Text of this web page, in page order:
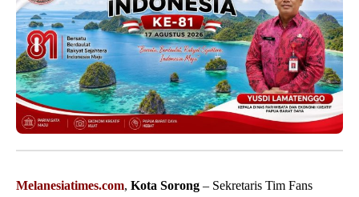
Melanesiatimes.com, Kota Sorong – Sekretaris Tim Fans